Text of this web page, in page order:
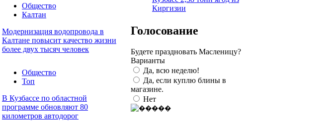
Общество
Калтан
Модернизация водопровода в
Калтане повысит качество жизни
более двух тысяч человек
Общество
Топ
В Кузбассе по областной
программе обновляют 80
километров автодорог
Киргизии
Голосование
Будете праздновать Масленицу?
Варианты
Да, всю неделю!
Да, если куплю блины в
магазине.
Нет